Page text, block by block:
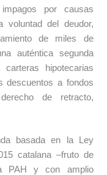
por causas
voluntad del deudor,
de miles de
auténtica segunda
carteras hipotecarias
descuentos a fondos
de retracto,
basada en la Ley
catalana ‒fruto de
PAH y con amplio